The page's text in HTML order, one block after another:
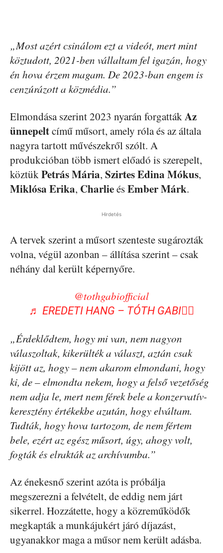
„Most azért csinálom ezt a videót, mert mint
köztudott, 2021-ben vállaltam fel igazán, hogy
én hova érzem magam. De 2023-ban engem is
cenzúrázott a közmédia.”
Elmondása szerint 2023 nyarán forgattákAz
ünnepeltcímű műsort, amely róla és az általa
nagyra tartott művészekről szólt. A
produkcióban több ismert előadó is szerepelt,
köztükPetrás Mária, Szirtes Edina Mókus,
Miklósa Erika, CharlieésEmber Márk.
Hirdetés
A tervek szerint a műsort szenteste sugározták
volna, végül azonban – állítása szerint – csak
néhány dal került képernyőre.
@tothgabiofficial
♬ EREDETI HANG – TÓTH GABI🐦‍🔥
„Érdeklődtem, hogy mi van, nem nagyon
válaszoltak, kikerülték a választ, aztán csak
kijött az, hogy – nem akarom elmondani, hogy
ki, de – elmondta nekem, hogy a felső vezetőség
nem adja le, mert nem férek bele a konzervatív-
keresztény értékekbe azután, hogy elváltam.
Tudták, hogy hova tartozom, de nem fértem
bele, ezért az egész műsort, úgy, ahogy volt,
fogták és elrakták az archívumba.”
Az énekesnő szerint azóta is próbálja
megszerezni a felvételt, de eddig nem járt
sikerrel. Hozzátette, hogy a közreműködők
megkapták a munkájukért járó díjazást,
ugyanakkor maga a műsor nem került adásba.